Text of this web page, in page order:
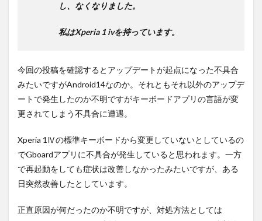
し、なくなりました。
私はXperia 1 ivを持っています。
今回の投稿を確認するとアップデートが起点になった不具合
みたいですがAndroid14なのか。それともそれ以外のアップデ
ートで発生したのか不明ですがキーボードアプリの言語が変
更されてしまう不具合に遭遇。
Xperia 1Ⅳの標準キーボードから変更していないとしているの
でGboardアプリに不具合が発生していると思われます。一方
で再起動をしても症状は改善しなかったみたいですが、ある
日突然改善したとしています。
正直原因が何だったのか不明ですが、対処方法としては